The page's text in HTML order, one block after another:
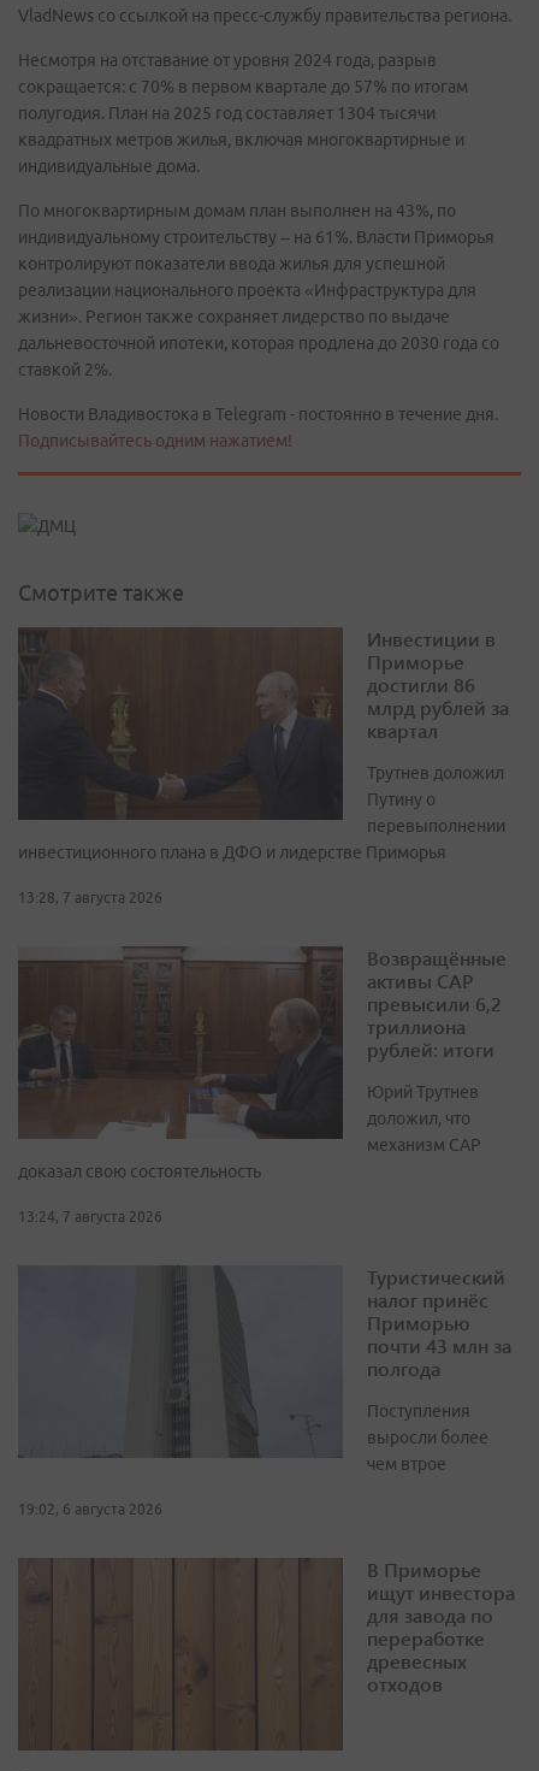
VladNews со ссылкой на пресс-службу правительства региона.
Несмотря на отставание от уровня 2024 года, разрыв
сокращается: с 70% в первом квартале до 57% по итогам
полугодия. План на 2025 год составляет 1304 тысячи
квадратных метров жилья, включая многоквартирные и
индивидуальные дома.
По многоквартирным домам план выполнен на 43%, по
индивидуальному строительству – на 61%. Власти Приморья
контролируют показатели ввода жилья для успешной
реализации национального проекта «Инфраструктура для
жизни». Регион также сохраняет лидерство по выдаче
дальневосточной ипотеки, которая продлена до 2030 года со
ставкой 2%.
Новости Владивостока в Telegram - постоянно в течение дня.
Подписывайтесь одним нажатием!
Смотрите также
Инвестиции в
Приморье
достигли 86
млрд рублей за
квартал
Трутнев доложил
Путину о
перевыполнении
инвестиционного плана в ДФО и лидерстве Приморья
13:28, 7 августа 2026
Возвращённые
активы САР
превысили 6,2
триллиона
рублей: итоги
Юрий Трутнев
доложил, что
механизм САР
доказал свою состоятельность
13:24, 7 августа 2026
Туристический
налог принёс
Приморью
почти 43 млн за
полгода
Поступления
выросли более
чем втрое
19:02, 6 августа 2026
В Приморье
ищут инвестора
для завода по
переработке
древесных
отходов